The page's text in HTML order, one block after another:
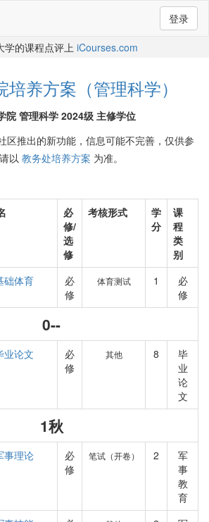
登录
学的课程点评上 iCourses.com
养方案（管理科学）
院 管理科学 2024级 主修学位
区推出的新功能，信息可能不完善，仅供参
以 教务处培养方案 为准。
必
修/
选
修
考核形式
学
分
课
程
类
别
础体育
必
修
体育测试 1
必
修
0--
业论文
必
修
其他 8
毕
业
论
文
1秋
事理论
必
修
笔试（开卷） 2
军
事
教
育